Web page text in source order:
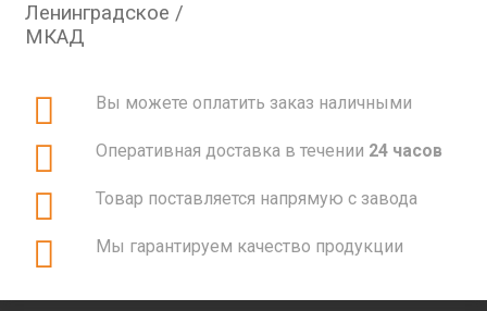
Ленинградское /
МКАД
Вы можете оплатить заказ наличными
Оперативная доставка в течении 24 часов
Товар поставляется напрямую с завода
Мы гарантируем качество продукции